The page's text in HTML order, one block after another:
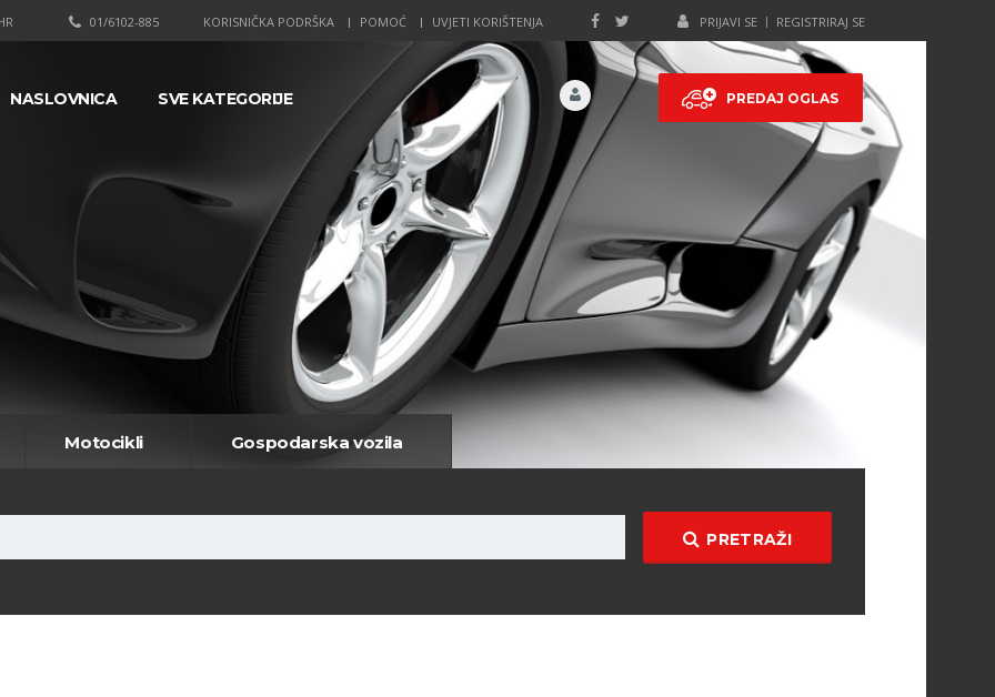
PRIJAVI SE REGISTRIRAJ SE
KORISNIČKA PODRŠKA POMOĆ UVJETI KORIŠTENJA
01/6102-885
PREDAJ OGLAS
NASLOVNICA SVE KATEGORIJE
Motocikli Gospodarska vozila
PRETRAŽI